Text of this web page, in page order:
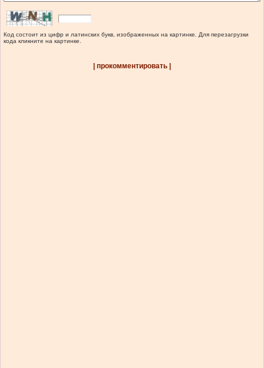
Код состоит из цифр и латинских букв, изображенных на картинке. Для перезагрузки
кода кликните на картинке.
| прокомментировать |